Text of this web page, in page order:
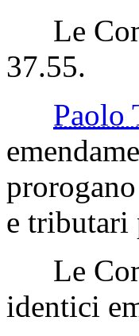
Le
37.55.
Paolo
e tributari
Le
identici